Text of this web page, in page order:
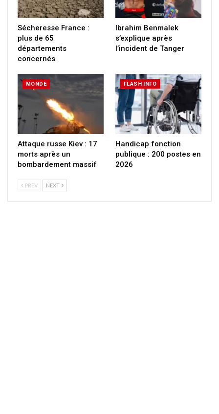
Sécheresse France :
plus de 65
départements
concernés
Ibrahim Benmalek
s’explique après
l’incident de Tanger
MONDE
Attaque russe Kiev : 17
morts après un
bombardement massif
FLASH INFO
Handicap fonction
publique : 200 postes en
2026
PREV NEXT